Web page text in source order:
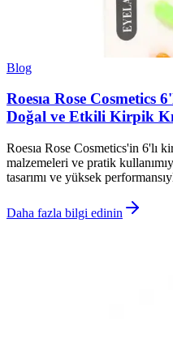
Blog
Roesıa Rose Cosmetics
Doğal ve Etkili Kirpik
Roesıa Rose Cosmetics'in 6'lı
malzemeleri ve pratik
tasarımı ve yüksek
Daha fazla bilgi edinin